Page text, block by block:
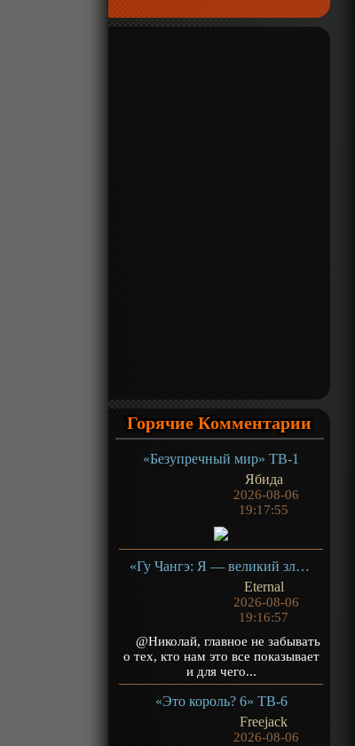
Горячие Комментарии
«Безупречный мир» ТВ-1
Ябида
2026-08-06
19:17:55
«Гу Чангэ: Я — великий злодей Небесной Судьбы» ТВ-1
Eternal
2026-08-06
19:16:57
@Николай, главное не забывать
о тех, кто нам это все показывает
и для чего...
«Это король? 6» ТВ-6
Freejack
2026-08-06